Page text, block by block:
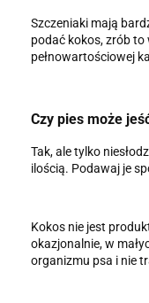
Szczeniaki mają
podać kokos, zrób to
pełnowartościowej
Czy pies może
Tak, ale tylko
ilością. Podawaj je
Kokos nie jest
okazjonalnie, w
organizmu psa i nie